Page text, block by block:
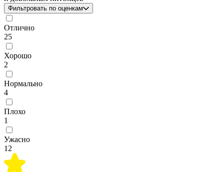
Фильтровать по оценкам
Отлично
25
Хорошо
2
Нормально
4
Плохо
1
Ужасно
12